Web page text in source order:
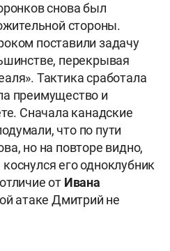
снова был
стороны.
поставили задачу
перекрывая
Тактика сработала
преимущество и
Сначала канадские
что по пути
но на повторе видно,
его одноклубник
от Ивана
атаке Дмитрий не